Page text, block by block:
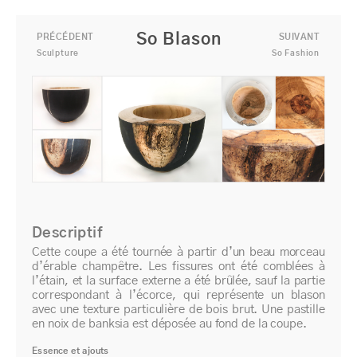
Précédent
PRÉCÉDENT
Sculpture
SUIVANT
So Fashion
So Blason
Descriptif
Cette coupe a été tournée à partir d’un beau morceau
d’érable champêtre. Les fissures ont été comblées à
l’étain, et la surface externe a été brûlée, sauf la partie
correspondant à l’écorce, qui représente un blason
avec une texture particulière de bois brut. Une pastille
en noix de banksia est déposée au fond de la coupe.
Essence et ajouts